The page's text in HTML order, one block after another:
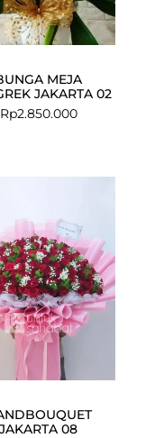
MEJA
JAKARTA 02
Rp2.850.000
JAKARTA 08